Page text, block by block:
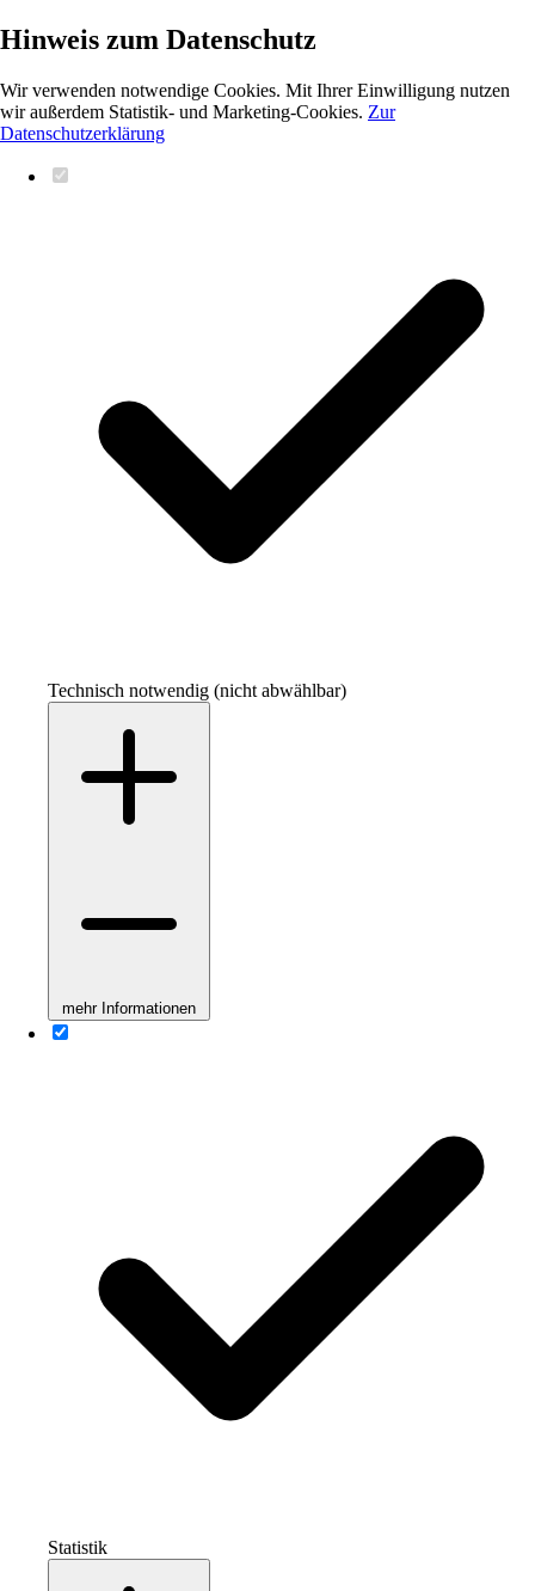
Hinweis zum Datenschutz
Wir verwenden notwendige Cookies. Mit Ihrer Einwilligung nutzen
wir außerdem Statistik- und Marketing-Cookies. Zur
Datenschutzerklärung
Technisch notwendig (nicht abwählbar)
mehr Informationen
Statistik